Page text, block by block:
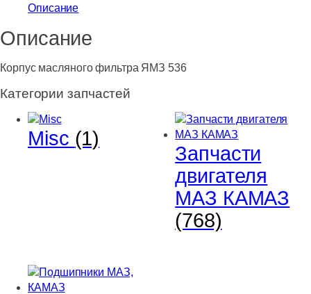
фильтра
536
Описание
Описание
Корпус масляного фильтра ЯМЗ 536
Категории запчастей
Misc (1)
Запчасти
двигателя
МАЗ КАМАЗ
(768)